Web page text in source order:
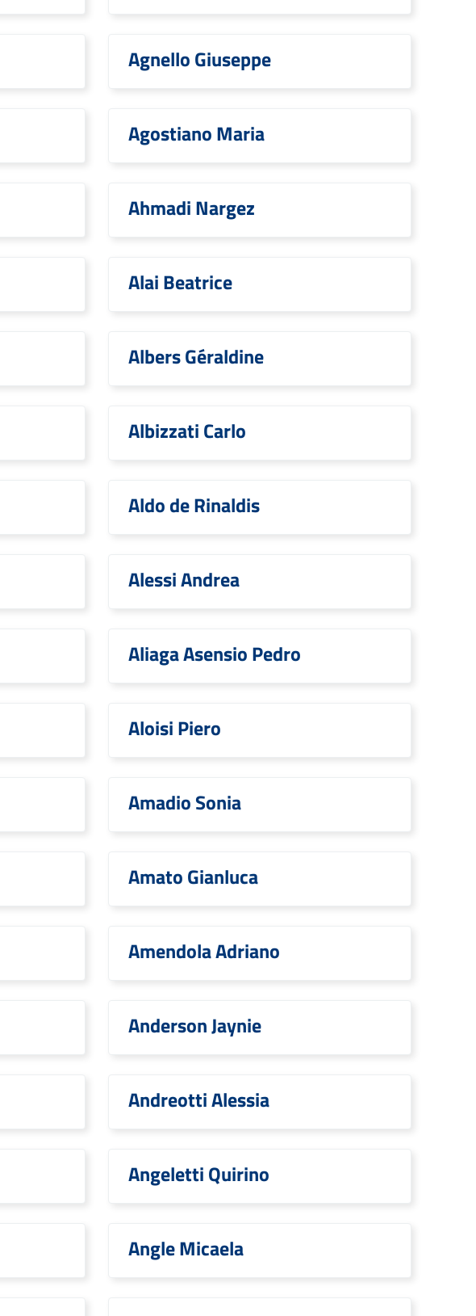
Agnello Giuseppe
Agostiano Maria
Ahmadi Nargez
Alai Beatrice
Albers Géraldine
Albizzati Carlo
Aldo de Rinaldis
Alessi Andrea
Aliaga Asensio Pedro
Aloisi Piero
Amadio Sonia
Amato Gianluca
Amendola Adriano
Anderson Jaynie
Andreotti Alessia
Angeletti Quirino
Angle Micaela